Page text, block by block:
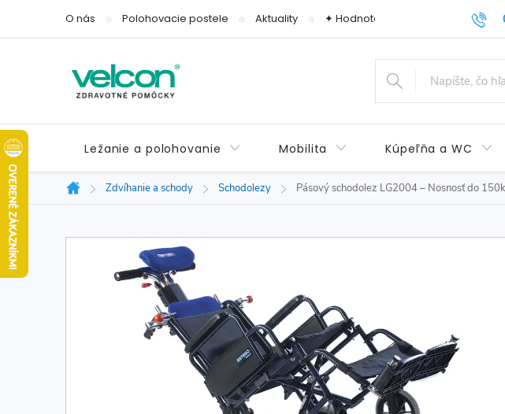
O nás Polohovacie postele Aktuality ✦ Hodnotenie obchodu
Ležanie a polohovanie Mobilita Kúpeľňa a WC
Domov
Zdvíhanie a schody Schodolezy Pásový schodolez LG2004 – Nosnosť do